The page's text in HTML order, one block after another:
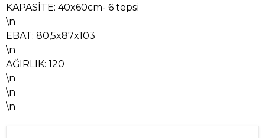
KAPASİTE: 40x60cm- 6 tepsi
\n
EBAT: 80,5x87x103
\n
AĞIRLIK: 120
\n
\n
\n